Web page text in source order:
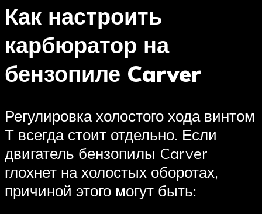
Как настроить
карбюратор на
бензопиле Carver
Регулировка холостого хода винтом
Т всегда стоит отдельно. Если
двигатель бензопилы Carver
глохнет на холостых оборотах,
причиной этого могут быть: